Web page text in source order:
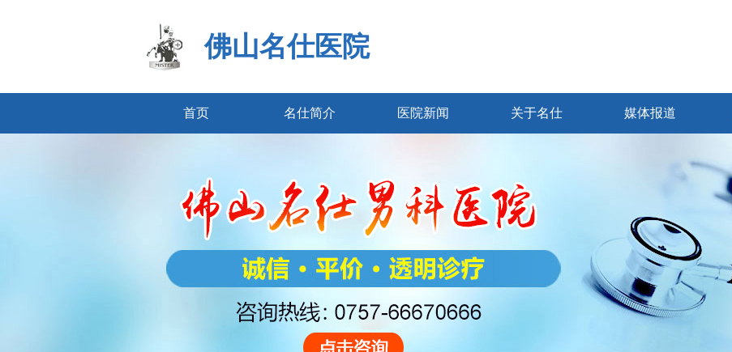
佛山名仕医院
首页 名仕简介 医院新闻 关于名仕 媒体报道